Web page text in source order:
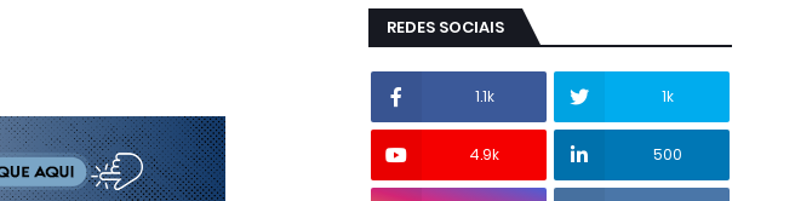
REDES SOCIAIS
1.1k 1k
4.9k 500